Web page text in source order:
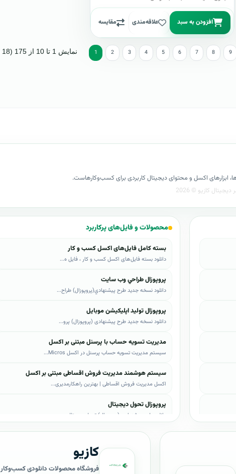
افزودن به سبد علاقه‌مندی مقایسه
1 2 3 4 5 6 7 8 9 نمایش 1 تا 10 از 175 (18 صفحه)
ابزارهای اکسل و محتوای دیجیتال کاربردی برای کسب‌وکارهاست.
محصولات و فایل‌های پرکاربرد
بسته کامل فایل‌های اکسل کسب و کار
دانلود بسته فایل‌های اکسل کسب و کار ، فایل ه...
پروپوزال طراحي وب سايت
دانلود نسخه جدید طرح پيشنهادي(پروپوزال) طراح...
پروپوزال تولید اپلیکیشن موبایل
دانلود نسخه جدید طرح پیشنهادی (پروپوزال) پرو...
مدیریت تسویه حساب با پرسنل مبتنی بر اکسل
سیستم مدیریت تسویه حساب پرسنل در اکسل Micros...
سیستم هوشمند مدیریت فروش اقساطی مبتنی بر اکسل
اکسل مدیریت فروش اقساطی | بهترین راهکارمدیری...
پروپوزال تحول دیجیتال
دانلود طرح پیشنهادی (پروپوزال) تحول دیجیتال،...
پروپوزال AI
دانلود طرح پيشنهادي(پروپوزال) هوش مصنوعی (AI...
پروپوزال بیزاجی
کازیو
فروشگاه محصولات دانلودی کسب‌وکار